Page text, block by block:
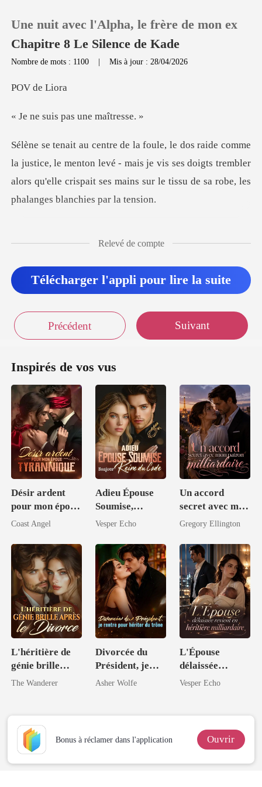
Recharger
Déconnexion
Une nuit avec l'Alpha, le frère de mon ex
Chapitre 8 Le Silence de Kade
Nombre de mots : 1100 |Mis à jour : 28/04/2026
de L
s pas une m
e menton levé - mais je vis ses doigts trembler
alors qu'elle crispait s
h b
Relevé de compte
Télécharger l'appli pour lire la suite
Précédent Suivant
Inspirés de vos vus
Désir ardent
pour mon époux
tyrannique
Coast Angel
Adieu Épouse
Soumise,
Bonjour Reine
Vesper Echo
Un accord
secret avec mon
patron
Gregory Ellington
L'héritière de
génie brille
après le divorce
The Wanderer
Divorcée du
Président, je
rentre pour
Asher Wolfe
L'Épouse
délaissée
revient en
Vesper Echo
Bonus à réclamer dans l'application Ouvrir